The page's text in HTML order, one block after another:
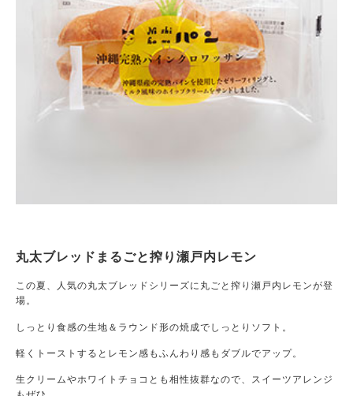
丸太ブレッドまるごと搾り瀬戸内レモン
この夏、人気の丸太ブレッドシリーズに丸ごと搾り瀬戸内レモンが登
場。
しっとり食感の生地＆ラウンド形の焼成でしっとりソフト。
軽くトーストするとレモン感もふんわり感もダブルでアップ。
生クリームやホワイトチョコとも相性抜群なので、スイーツアレンジ